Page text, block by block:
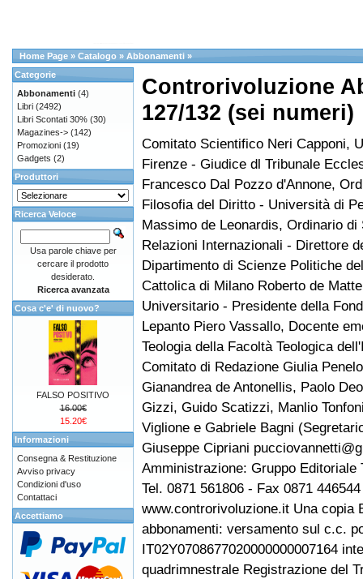
Home Page » Catalogo » Abbonamenti »
Controrivoluzione
127/132 (sei numeri)
Comitato Scientifico Neri Capponi,
Firenze - Giudice dl Tribunale
Francesco Dal Pozzo d'Annone,
Filosofia del Diritto - Università di
Massimo de Leonardis, Ordinario di
Relazioni Internazionali - Direttore
Dipartimento di Scienze Politiche
Cattolica di Milano Roberto de
Universitario - Presidente della
Lepanto Piero Vassallo, Docente
Teologia della Facoltà Teologica
Comitato di Redazione Giulia
Gianandrea de Antonellis, Paolo
Gizzi, Guido Scatizzi, Manlio
Viglione e Gabriele Bagni
Giuseppe Cipriani
Amministrazione: Gruppo Editoriale
Tel. 0871 561806 - Fax 0871
www.controrivoluzione.it Una copia
abbonamenti: versamento sul c.c.
IT02Y0708677020000000007164
quadrimnestrale Registrazione del
Categorie
Abbonamenti (4)
Libri (2492)
Libri Scontati 30% (30)
Magazines-> (142)
Promozioni (19)
Gadgets (2)
Produttori
Ricerca Veloce
Usa parole chiave per
cercare il prodotto
desiderato.
Ricerca avanzata
Cosa c'e' di nuovo?
FALSO POSITIVO
16.00€
15.20€
Informazioni
Consegna & Restituzione
Avviso privacy
Condizioni d'uso
Contattaci
Accettiamo